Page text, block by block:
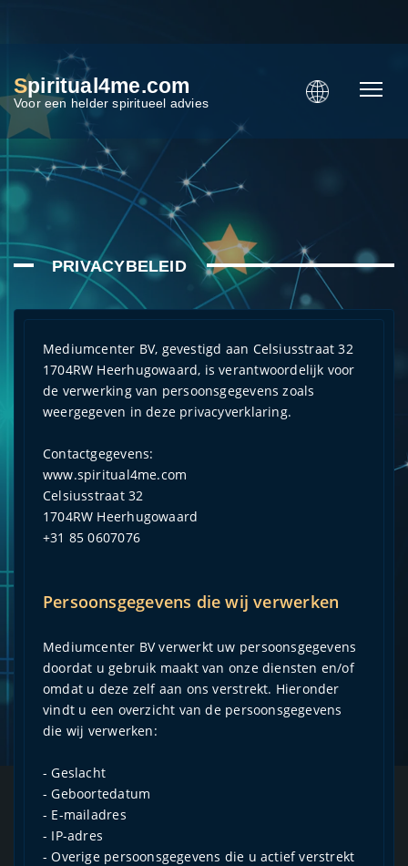
Spiritual4me.com
Voor een helder spiritueel advies
PRIVACYBELEID
Mediumcenter BV, gevestigd aan Celsiusstraat 32
1704RW Heerhugowaard, is verantwoordelijk voor
de verwerking van persoonsgegevens zoals
weergegeven in deze privacyverklaring.
Contactgegevens:
www.spiritual4me.com
Celsiusstraat 32
1704RW Heerhugowaard
+31 85 0607076
Persoonsgegevens die wij verwerken
Mediumcenter BV verwerkt uw persoonsgegevens
doordat u gebruik maakt van onze diensten en/of
omdat u deze zelf aan ons verstrekt. Hieronder
vindt u een overzicht van de persoonsgegevens
die wij verwerken:
- Geslacht
- Geboortedatum
- E-mailadres
- IP-adres
- Overige persoonsgegevens die u actief verstrekt